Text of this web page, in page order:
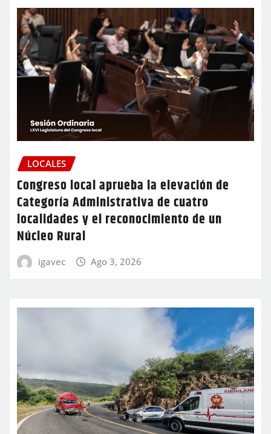
LOCALES
Congreso local aprueba la elevación de
Categoría Administrativa de cuatro
localidades y el reconocimiento de un
Núcleo Rural
igavec Ago 3, 2026